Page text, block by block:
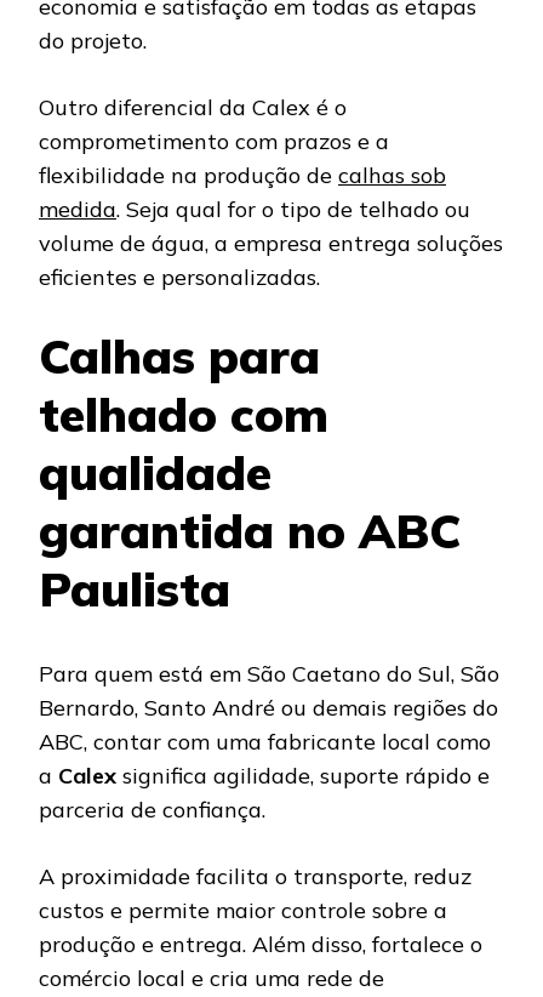
economia e satisfação em todas as etapas
do projeto.
Outro diferencial da Calex é o
comprometimento com prazos e a
flexibilidade na produção de calhas sob
medida. Seja qual for o tipo de telhado ou
volume de água, a empresa entrega soluções
eficientes e personalizadas.
Calhas para
telhado com
qualidade
garantida no ABC
Paulista
Para quem está em São Caetano do Sul, São
Bernardo, Santo André ou demais regiões do
ABC, contar com uma fabricante local como
a Calex significa agilidade, suporte rápido e
parceria de confiança.
A proximidade facilita o transporte, reduz
custos e permite maior controle sobre a
produção e entrega. Além disso, fortalece o
comércio local e cria uma rede de